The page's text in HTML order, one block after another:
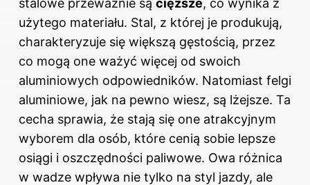
stalowe przeważnie są cięższe, co wynika z
użytego materiału. Stal, z której je produkują,
charakteryzuje się większą gęstością, przez
co mogą one ważyć więcej od swoich
aluminiowych odpowiedników. Natomiast felgi
aluminiowe, jak na pewno wiesz, są lżejsze. Ta
cecha sprawia, że stają się one atrakcyjnym
wyborem dla osób, które cenią sobie lepsze
osiągi i oszczędności paliwowe. Owa różnica
w wadze wpływa nie tylko na styl jazdy, ale